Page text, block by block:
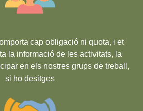
cap obligació ni quota, i et
la informació de les activitats, la
en els nostres grups de treball,
si ho desitges